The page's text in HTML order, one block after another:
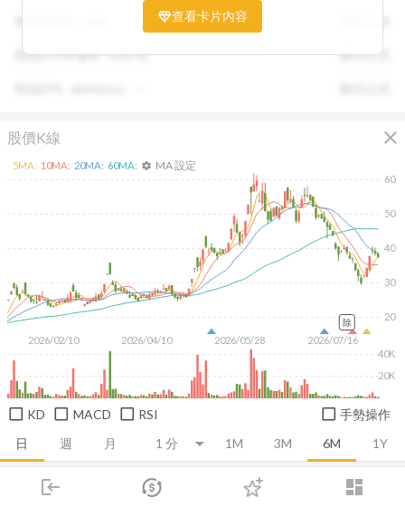
login dashboard
市場 登入
預估EPS年增率 :0.00% 顯示公式
低，通常表示股票價格尚未充分反映公司未來的獲利成長
潛力，具備投資吸引力。 卡片同時顯示預估 EPS、年增
查看卡片內容
股價K線 close
日 週 月 1M 3M 6M 1Y
2026/02/10 2026/04/10 2026/05/28 2026/07/16
20
30
40
50
60
20K
40K
5MA: 10MA: 20MA: 60MA: settings MA 設定
除
KD MACD RSI 手勢操作
推薦卡片 技術面 消息面 財務報